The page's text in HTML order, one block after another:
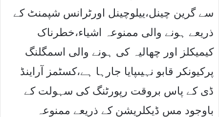
سے گرین چینل،ییلوچینل اورٹرانس شپمنٹ کے
ذریعے ہونے والی ممنوعہ اشیاء،خطرناک
کیمیکلز اور چھالیہ کی ہونے والی اسمگلنگ
پرکیونکر قابو نہیںپایا جارہا ہے،کسٹمز آراینڈ
ڈی کے پاس بروقت رپورٹنگ کی سہولت کے
باوجود مس ڈیکلریشن کے ذریعے ممنوعہ